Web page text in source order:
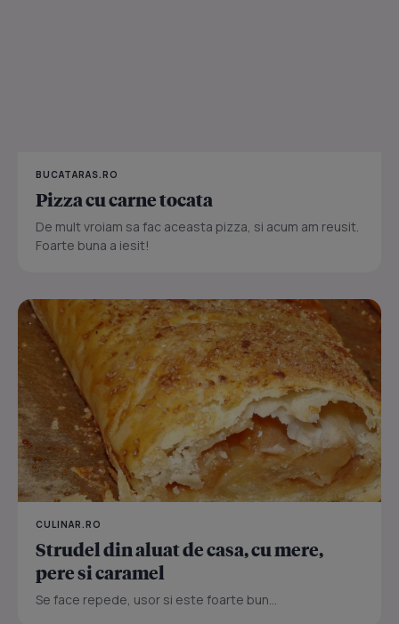
BUCATARAS.RO
Pizza cu carne tocata
De mult vroiam sa fac aceasta pizza, si acum am reusit.
Foarte buna a iesit!
CULINAR.RO
Strudel din aluat de casa, cu mere,
pere si caramel
Se face repede, usor si este foarte bun...